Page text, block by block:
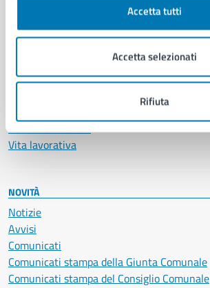
Accetta tutti
Accetta selezionati
Rifiuta
Cultura e tempo libero
Educazione e formazione
Giustizia e sicurezza pubblica
Servizi Cimiteriali
Vita lavorativa
NOVITÀ
Notizie
Avvisi
Comunicati
Comunicati stampa della Giunta Comunale
Comunicati stampa del Consiglio Comunale